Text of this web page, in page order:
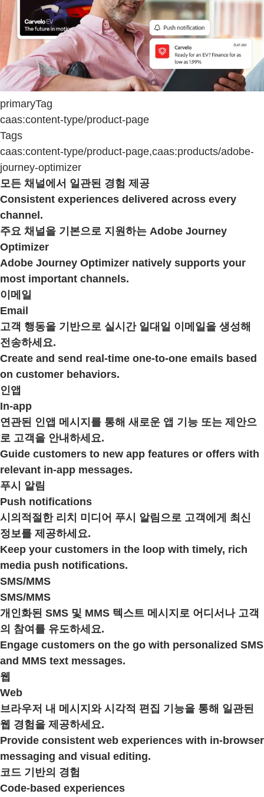
primaryTag
caas:content-type/product-page
Tags
caas:content-type/product-page,caas:products/adobe-
journey-optimizer
모든 채널에서 일관된 경험 제공
Consistent experiences delivered across every
channel.
주요 채널을 기본으로 지원하는 Adobe Journey
Optimizer
Adobe Journey Optimizer natively supports your
most important channels.
이메일
Email
고객 행동을 기반으로 실시간 일대일 이메일을 생성해
전송하세요.
Create and send real-time one-to-one emails based
on customer behaviors.
인앱
In-app
연관된 인앱 메시지를 통해 새로운 앱 기능 또는 제안으
로 고객을 안내하세요.
Guide customers to new app features or offers with
relevant in-app messages.
푸시 알림
Push notifications
시의적절한 리치 미디어 푸시 알림으로 고객에게 최신
정보를 제공하세요.
Keep your customers in the loop with timely, rich
media push notifications.
SMS/MMS
SMS/MMS
개인화된 SMS 및 MMS 텍스트 메시지로 어디서나 고객
의 참여를 유도하세요.
Engage customers on the go with personalized SMS
and MMS text messages.
웹
Web
브라우저 내 메시지와 시각적 편집 기능을 통해 일관된
웹 경험을 제공하세요.
Provide consistent web experiences with in-browser
messaging and visual editing.
코드 기반의 경험
Code-based experiences